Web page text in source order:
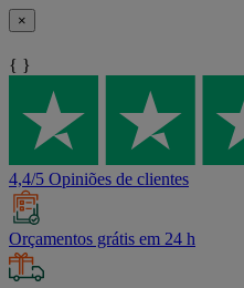
×
{ }
4,4/5 Opiniões de clientes
Orçamentos grátis em 24 h